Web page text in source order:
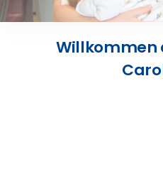
Presse
Willkommen